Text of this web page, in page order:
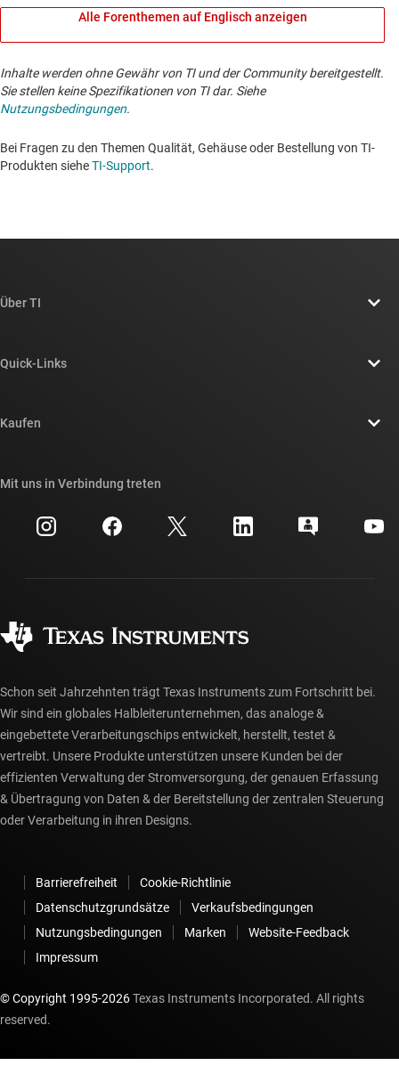
Alle Forenthemen auf Englisch anzeigen
Inhalte werden ohne Gewähr von TI und der Community bereitgestellt.
Sie stellen keine Spezifikationen von TI dar. Siehe
Nutzungsbedingungen.
Bei Fragen zu den Themen Qualität, Gehäuse oder Bestellung von TI-
Produkten sieheTI-Support. ​​​​​​​​​​​​​​
Über TI
Newsroom
Investorenbeziehungen
Fertigung
Quick-Links
Querverweis-Suche
Kundensupportzentrum
myTI-Konto FAQs
Kaufen
Häufig gestellte Fragen zu Bestellungen
Mit uns in Verbindung treten
Schon seit Jahrzehnten trägt Texas Instruments zum Fortschritt bei.
Wir sind ein globales Halbleiterunternehmen, das analoge &
eingebettete Verarbeitungschips entwickelt, herstellt, testet &
vertreibt. Unsere Produkte unterstützen unsere Kunden bei der
effizienten Verwaltung der Stromversorgung, der genauen Erfassung
& Übertragung von Daten & der Bereitstellung der zentralen Steuerung
oder Verarbeitung in ihren Designs.
Barrierefreiheit
Cookie-Richtlinie
Datenschutzgrundsätze
Verkaufsbedingungen
Nutzungsbedingungen
Marken
Website-Feedback
Impressum
© Copyright 1995-2026Texas Instruments Incorporated. All rights
reserved.